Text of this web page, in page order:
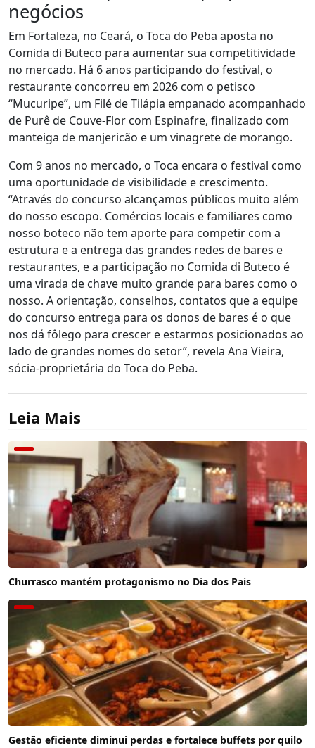
negócios
Em Fortaleza, no Ceará, o Toca do Peba aposta no
Comida di Buteco para aumentar sua competitividade
no mercado. Há 6 anos participando do festival, o
restaurante concorreu em 2026 com o petisco
“Mucuripe”, um Filé de Tilápia empanado acompanhado
de Purê de Couve-Flor com Espinafre, finalizado com
manteiga de manjericão e um vinagrete de morango.
Com 9 anos no mercado, o Toca encara o festival como
uma oportunidade de visibilidade e crescimento.
“Através do concurso alcançamos públicos muito além
do nosso escopo. Comércios locais e familiares como
nosso boteco não tem aporte para competir com a
estrutura e a entrega das grandes redes de bares e
restaurantes, e a participação no Comida di Buteco é
uma virada de chave muito grande para bares como o
nosso. A orientação, conselhos, contatos que a equipe
do concurso entrega para os donos de bares é o que
nos dá fôlego para crescer e estarmos posicionados ao
lado de grandes nomes do setor”, revela Ana Vieira,
sócia-proprietária do Toca do Peba.
Leia Mais
Churrasco mantém protagonismo no Dia dos Pais
Gestão eficiente diminui perdas e fortalece buffets por quilo